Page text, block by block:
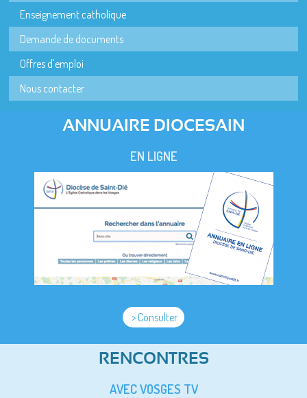
Enseignement catholique
Demande de documents
Offres d'emploi
Nous contacter
ANNUAIRE DIOCESAIN
EN LIGNE
> Consulter
RENCONTRES
AVEC VOSGES TV